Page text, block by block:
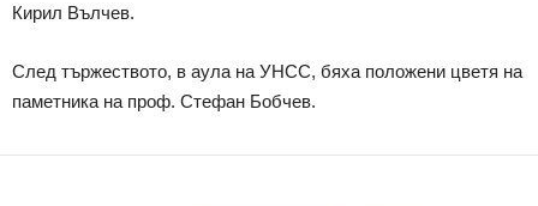
Кирил Вълчев.
След тържеството, в аула на УНСС, бяха положени цветя на
паметника на проф. Стефан Бобчев.